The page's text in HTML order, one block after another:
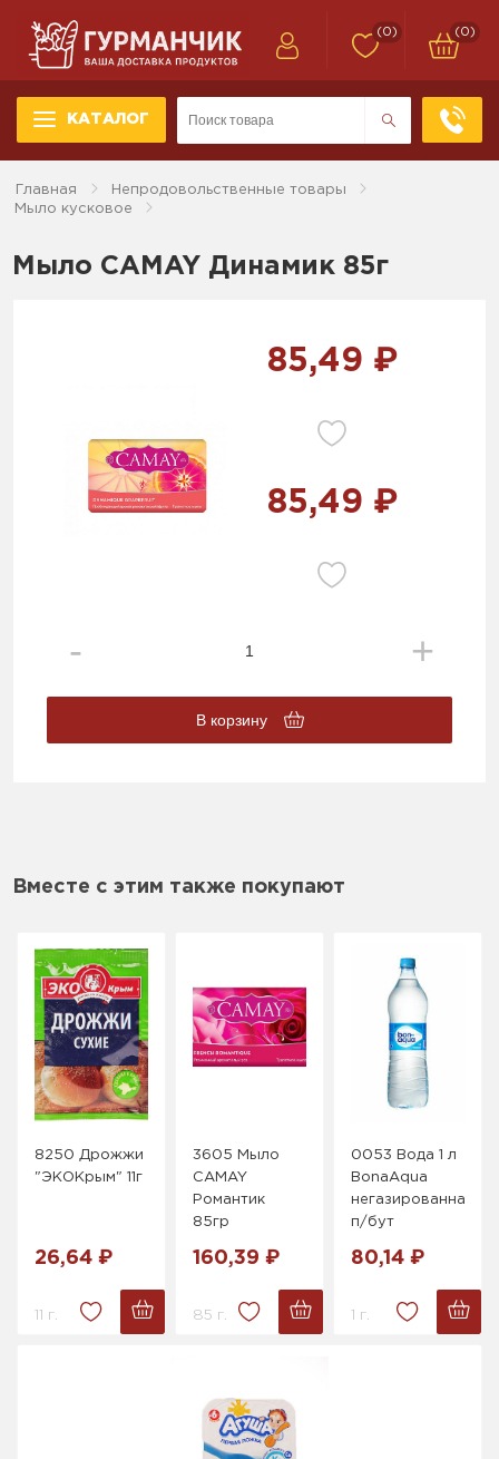
КАТАЛОГ
(0) (0)
Главная
Непродовольственные товары
Мыло кусковое
Мыло CAMAY Динамик 85г
85,49 ₽
85,49 ₽
В корзину
Вместе с этим также покупают
8250 Дрожжи
"ЭКОКрым" 11г
26,64 ₽
11 г.
3605 Мыло
CAMAY
Романтик
85гр
160,39 ₽
85 г.
0053 Вода 1 л
BonaAqua
негазированная
п/бут
80,14 ₽
1 г.